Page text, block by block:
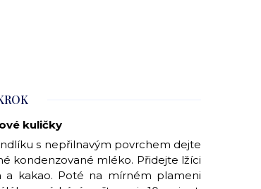
kuličky
s nepřilnavým povrchem dejte
kondenzované mléko. Přidejte lžíci
a kakao. Poté na mírném plameni